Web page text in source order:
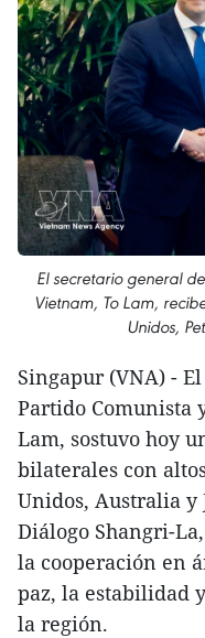
El secretario general
Vietnam, To Lam,
Unidos,
Singapur (VNA) -
Partido Comunista
Lam, sostuvo hoy
bilaterales con
Unidos, Australia y
Diálogo Shangri-
la cooperación en
paz, la estabilidad
la región.